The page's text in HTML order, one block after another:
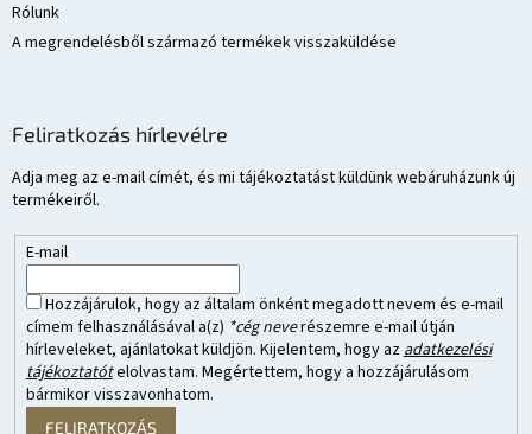
Rólunk
A megrendelésből származó termékek visszaküldése
Feliratkozás hírlevélre
Adja meg az e-mail címét, és mi tájékoztatást küldünk webáruházunk új
termékeiről.
E-mail
Hozzájárulok, hogy az általam önként megadott nevem és e-mail
címem felhasználásával a(z) *cég neverészemre e-mail útján
hírleveleket, ajánlatokat küldjön. Kijelentem, hogy azadatkezelési
tájékoztatótelolvastam. Megértettem, hogy a hozzájárulásom
bármikor visszavonhatom.
FELIRATKOZÁS